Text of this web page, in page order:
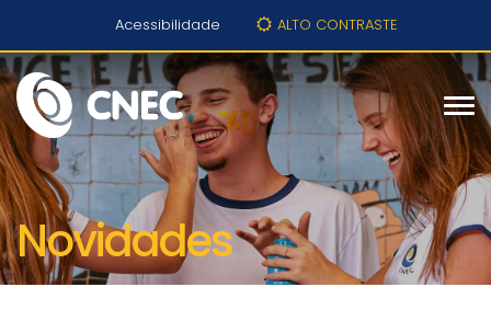
Acessibilidade ALTO CONTRASTE
Novidades